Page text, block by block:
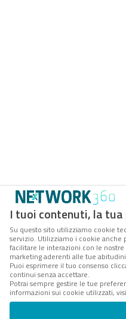
I tuoi contenuti, la tua
Su questo sito utilizziamo cookie
servizio. Utilizziamo i cookie anche
facilitare le interazioni con le
marketing aderenti alle tue
Puoi esprimere il tuo consenso
continui senza accettare.
Potrai sempre gestire le tue
informazioni sui cookie utilizzati,